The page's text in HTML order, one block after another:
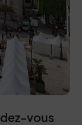
vous